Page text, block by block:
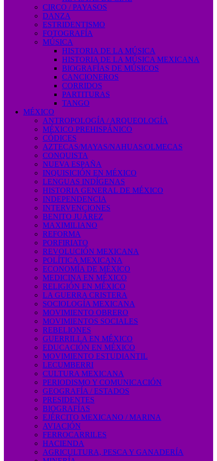
CIRCO / PAYASOS
DANZA
ESTRIDENTISMO
FOTOGRAFÍA
MÚSICA
HISTORIA DE LA MÚSICA
HISTORIA DE LA MÚSICA MEXICANA
BIOGRAFÍAS DE MÚSICOS
CANCIONEROS
CORRIDOS
PARTITURAS
TANGO
MÉXICO
ANTROPOLOGÍA / ARQUEOLOGÍA
MÉXICO PREHISPÁNICO
CÓDICES
AZTECAS/MAYAS/NAHUAS/OLMECAS
CONQUISTA
NUEVA ESPAÑA
INQUISICIÓN EN MÉXICO
LENGUAS INDÍGENAS
HISTORIA GENERAL DE MÉXICO
INDEPENDENCIA
INTERVENCIONES
BENITO JUÁREZ
MAXIMILIANO
REFORMA
PORFIRIATO
REVOLUCIÓN MEXICANA
POLÍTICA MEXICANA
ECONOMÍA DE MÉXICO
MEDICINA EN MÉXICO
RELIGIÓN EN MÉXICO
LA GUERRA CRISTERA
SOCIOLOGÍA MEXICANA
MOVIMIENTO OBRERO
MOVIMIENTOS SOCIALES
REBELIONES
GUERRILLA EN MÉXICO
EDUCACIÓN EN MÉXICO
MOVIMIENTO ESTUDIANTIL
LECUMBERRI
CULTURA MEXICANA
PERIODISMO Y COMUNICACIÓN
GEOGRAFÍA / ESTADOS
PRESIDENTES
BIOGRAFÍAS
EJÉRCITO MEXICANO / MARINA
AVIACIÓN
FERROCARRILES
HACIENDA
AGRICULTURA, PESCA Y GANADERÍA